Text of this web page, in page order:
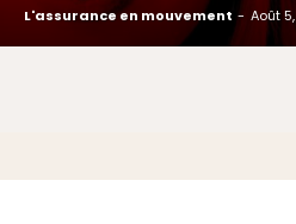
L'assurance en mouvement - Août